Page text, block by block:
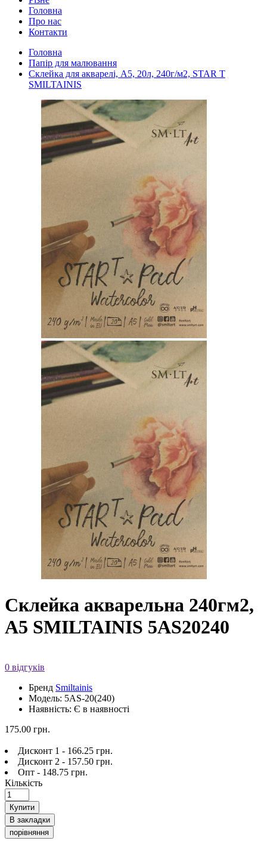
Головна
Про нас
Контакти
Головна
Папір для малювання
Cклейка для акварелі, А5, 20л, 240г/м2, STAR T
SMILTAINIS
Cклейка акварельна 240гм2,
A5 SMILTAINIS 5AS20240
0 відгуків
Бренд Smiltainis
Модель: 5AS-20(240)
Наявність: Є в наявності
175.00 грн.
Дисконт 1 - 166.25 грн.
Дисконт 2 - 157.50 грн.
Опт - 148.75 грн.
Кількість
Купити
В закладки
порівняння